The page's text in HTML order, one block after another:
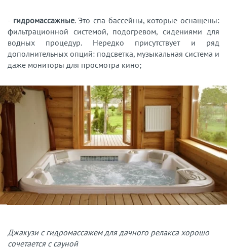
- гидромассажные. Это спа-бассейны, которые оснащены:
фильтрационной системой, подогревом, сидениями для
водных процедур. Нередко присутствует и ряд
дополнительных опций: подсветка, музыкальная система и
даже мониторы для просмотра кино;
Джакузи с гидромассажем для дачного релакса хорошо
сочетается с сауной